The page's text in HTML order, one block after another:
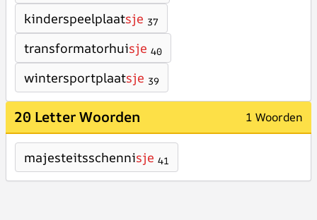
kinderspeelplaatsje 37
transformatorhuisje 40
wintersportplaatsje 39
20 Letter Woorden 1 Woorden
majesteitsschennisje 41